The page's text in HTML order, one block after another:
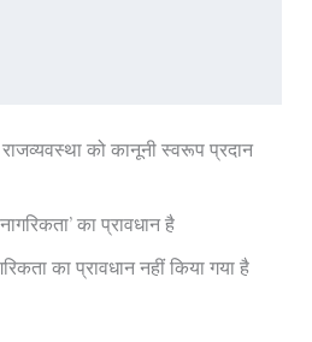
को कानूनी स्वरूप प्रदान
का प्रावधान है
का प्रावधान नहीं किया गया है